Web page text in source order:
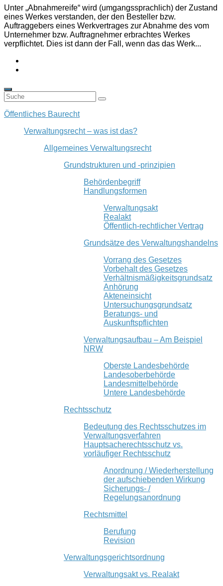
Unter „Abnahmereife“ wird (umgangssprachlich) der Zustand
eines Werkes verstanden, der den Besteller bzw.
Auftraggebers eines Werkvertrages zur Abnahme des vom
Unternehmer bzw. Auftragnehmer erbrachtes Werkes
verpflichtet. Dies ist dann der Fall, wenn das das Werk...
Öffentliches Baurecht
Verwaltungsrecht – was ist das?
Allgemeines Verwaltungsrecht
Grundstrukturen und -prinzipien
Behördenbegriff
Handlungsformen
Verwaltungsakt
Realakt
Öffentlich-rechtlicher Vertrag
Grundsätze des Verwaltungshandelns
Vorrang des Gesetzes
Vorbehalt des Gesetzes
Verhältnismäßigkeitsgrundsatz
Anhörung
Akteneinsicht
Untersuchungsgrundsatz
Beratungs- und
Auskunftspflichten
Verwaltungsaufbau – Am Beispiel
NRW
Oberste Landesbehörde
Landesoberbehörde
Landesmittelbehörde
Untere Landesbehörde
Rechtsschutz
Bedeutung des Rechtsschutzes im
Verwaltungsverfahren
Hauptsacherechtsschutz vs.
vorläufiger Rechtsschutz
Anordnung / Wiederherstellung
der aufschiebenden Wirkung
Sicherungs- /
Regelungsanordnung
Rechtsmittel
Berufung
Revision
Verwaltungsgerichtsordnung
Verwaltungsakt vs. Realakt